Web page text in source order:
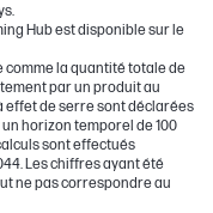
Hub est disponible sur le
comme la quantité totale de
par un produit au
effet de serre sont déclarées
horizon temporel de 100
sont effectués
Les chiffres ayant été
ne pas correspondre au